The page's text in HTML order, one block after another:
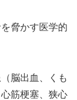
脅かす医学的
脳出血、くも
筋梗塞、狭心